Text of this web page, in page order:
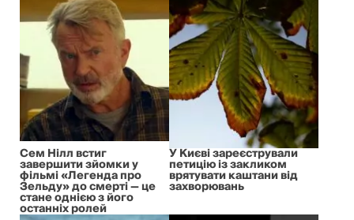
Сем Нілл встиг
завершити зйомки у
фільмі «Легенда про
Зельду» до смерті — це
стане однією з його
останніх ролей
У Києві зареєстрували
петицію із закликом
врятувати каштани від
захворювань